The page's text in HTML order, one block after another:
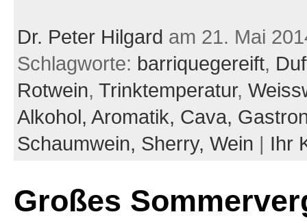
Dr. Peter Hilgard am 21. Mai
Schlagworte: barriquegereift,
Rotwein, Trinktemperatur,
Alkohol, Aromatik, Cava,
Schaumwein, Sherry, Wein | Ihr
Großes